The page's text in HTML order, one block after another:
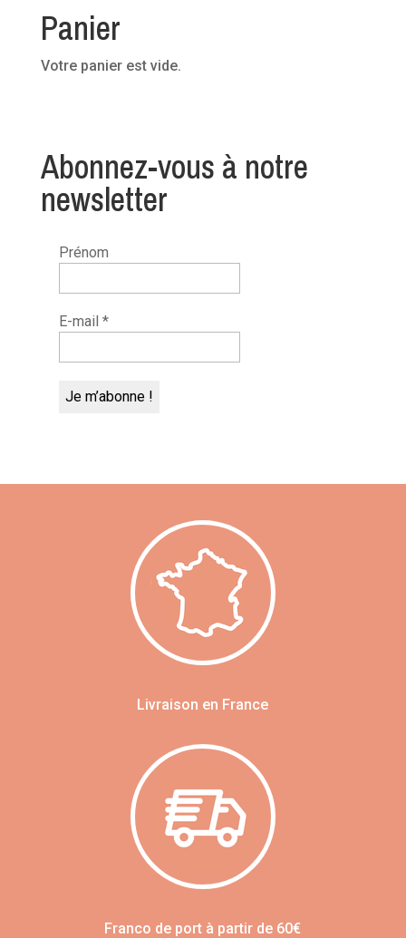
Panier
Votre panier est vide.
Abonnez-vous à notre
newsletter
Prénom
E-mail *
Livraison en France
Franco de port à partir de 60€